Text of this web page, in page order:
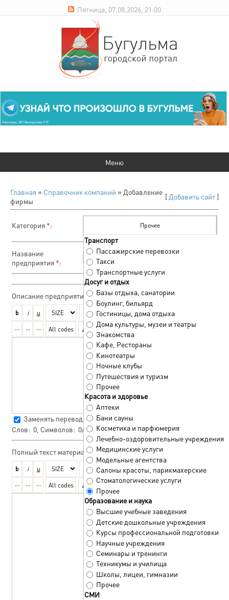
Пятница, 07.08.2026, 21:00
Главная » Справочник компаний » Добавление
фирмы
[ Добавить сайт]
Категория *:
Транспорт
Пассажирские перевозки
Такси
Транспортные услуги
Досуг и отдых
Базы отдыха, санатории
Боулинг, бильярд
Гостиницы, дома отдыха
Дома культуры, музеи и театры
Знакомства
Кафе, Рестораны
Кинотеатры
Ночные клубы
Путешествия и туризм
Прочее
Красота и здоровье
Аптеки
Бани сауны
Косметика и парфюмерия
Лечебно-оздоровительные учреждения
Медицинские услуги
Модельные агентства
Салоны красоты, парикмахерские
Стоматологические услуги
Прочее
Образование и наука
Высшие учебные заведения
Детские дошкольные учреждения
Курсы профессиональной подготовки
Научные учреждения
Семинары и тренинги
Техникумы и училища
Школы, лицеи, гимназии
Прочее
СМИ
Название
предприятия *:
Описание предприятия*:
Заменять переводы строк тегом<BR>
Слов: 0 , Символов: 0/0
Полный текст материала: